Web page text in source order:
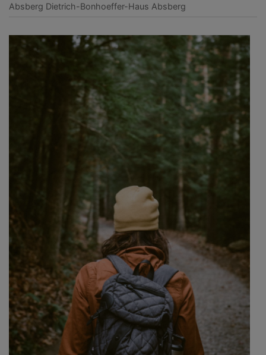
Absberg Dietrich-Bonhoeffer-Haus Absberg